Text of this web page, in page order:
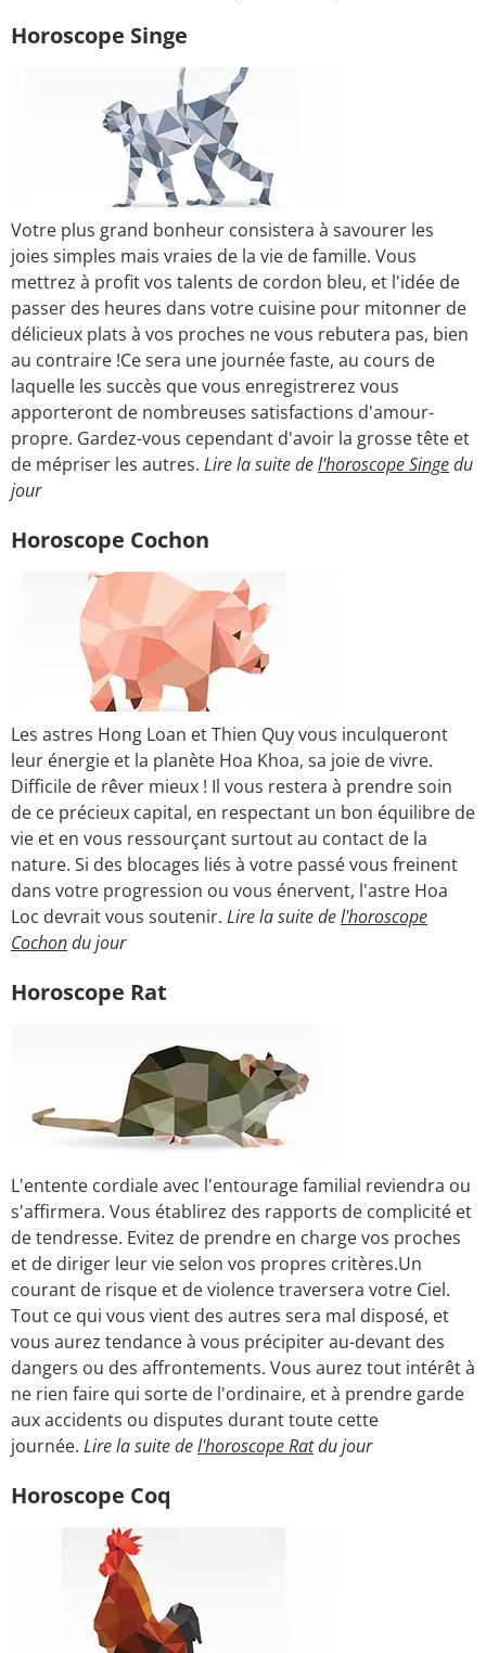
Horoscope Singe
Votre plus grand bonheur consistera à savourer les
joies simples mais vraies de la vie de famille. Vous
mettrez à profit vos talents de cordon bleu, et l'idée de
passer des heures dans votre cuisine pour mitonner de
délicieux plats à vos proches ne vous rebutera pas, bien
au contraire !Ce sera une journée faste, au cours de
laquelle les succès que vous enregistrerez vous
apporteront de nombreuses satisfactions d'amour-
propre. Gardez-vous cependant d'avoir la grosse tête et
de mépriser les autres. Lire la suite del'horoscope Singedu
jour
Horoscope Cochon
Les astres Hong Loan et Thien Quy vous inculqueront
leur énergie et la planète Hoa Khoa, sa joie de vivre.
Difficile de rêver mieux ! Il vous restera à prendre soin
de ce précieux capital, en respectant un bon équilibre de
vie et en vous ressourçant surtout au contact de la
nature. Si des blocages liés à votre passé vous freinent
dans votre progression ou vous énervent, l'astre Hoa
Loc devrait vous soutenir. Lire la suite del'horoscope
Cochondu jour
Horoscope Rat
L'entente cordiale avec l'entourage familial reviendra ou
s'affirmera. Vous établirez des rapports de complicité et
de tendresse. Evitez de prendre en charge vos proches
et de diriger leur vie selon vos propres critères.Un
courant de risque et de violence traversera votre Ciel.
Tout ce qui vous vient des autres sera mal disposé, et
vous aurez tendance à vous précipiter au-devant des
dangers ou des affrontements. Vous aurez tout intérêt à
ne rien faire qui sorte de l'ordinaire, et à prendre garde
aux accidents ou disputes durant toute cette
journée. Lire la suite del'horoscope Ratdu jour
Horoscope Coq